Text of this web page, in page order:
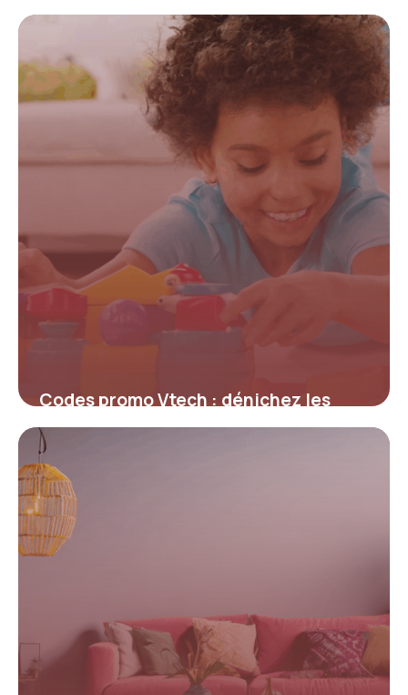
promo Le Sac Outlet pour maximiser
vos économies
4 juillet 2025
Codes promo Vtech : dénichez les
meilleures offres pour économiser sur
les jouets éducatifs
4 juillet 2025